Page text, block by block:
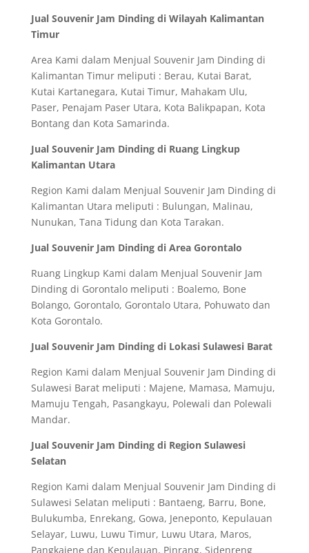
Jual Souvenir Jam Dinding di Wilayah Kalimantan
Timur
Area Kami dalam Menjual Souvenir Jam Dinding di
Kalimantan Timur meliputi : Berau, Kutai Barat,
Kutai Kartanegara, Kutai Timur, Mahakam Ulu,
Paser, Penajam Paser Utara, Kota Balikpapan, Kota
Bontang dan Kota Samarinda.
Jual Souvenir Jam Dinding di Ruang Lingkup
Kalimantan Utara
Region Kami dalam Menjual Souvenir Jam Dinding di
Kalimantan Utara meliputi : Bulungan, Malinau,
Nunukan, Tana Tidung dan Kota Tarakan.
Jual Souvenir Jam Dinding di Area Gorontalo
Ruang Lingkup Kami dalam Menjual Souvenir Jam
Dinding di Gorontalo meliputi : Boalemo, Bone
Bolango, Gorontalo, Gorontalo Utara, Pohuwato dan
Kota Gorontalo.
Jual Souvenir Jam Dinding di Lokasi Sulawesi Barat
Region Kami dalam Menjual Souvenir Jam Dinding di
Sulawesi Barat meliputi : Majene, Mamasa, Mamuju,
Mamuju Tengah, Pasangkayu, Polewali dan Polewali
Mandar.
Jual Souvenir Jam Dinding di Region Sulawesi
Selatan
Region Kami dalam Menjual Souvenir Jam Dinding di
Sulawesi Selatan meliputi : Bantaeng, Barru, Bone,
Bulukumba, Enrekang, Gowa, Jeneponto, Kepulauan
Selayar, Luwu, Luwu Timur, Luwu Utara, Maros,
Pangkajene dan Kepulauan, Pinrang, Sidenreng